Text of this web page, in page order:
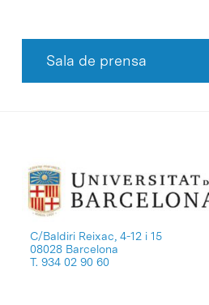
Sala de prensa
C/Baldiri Reixac, 4-12 i 15
08028 Barcelona
T. 934 02 90 60